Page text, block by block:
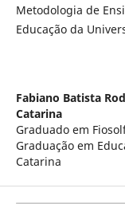
Metodologia de
Educação da
Fabiano Batista
Catarina
Graduado em
Graduação em
Catarina